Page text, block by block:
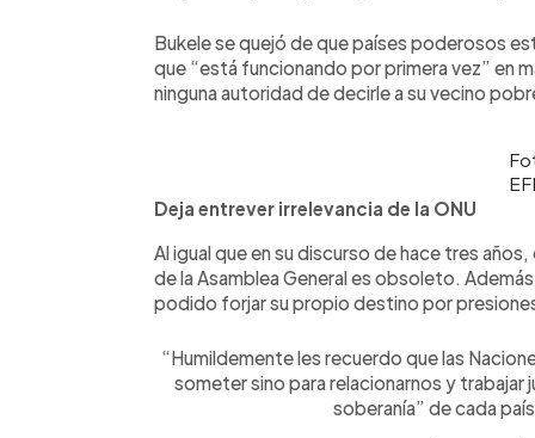
Bukele se quejó de que países poderosos
que “está funcionando por primera vez” en
ninguna autoridad de decirle a su vecino
Deja entrever irrelevancia de la ONU
Al igual que en su discurso de hace tres
de la Asamblea General es obsoleto.
podido forjar su propio destino por
“Humildemente les recuerdo que las
someter sino para relacionarnos y
soberanía” de cada